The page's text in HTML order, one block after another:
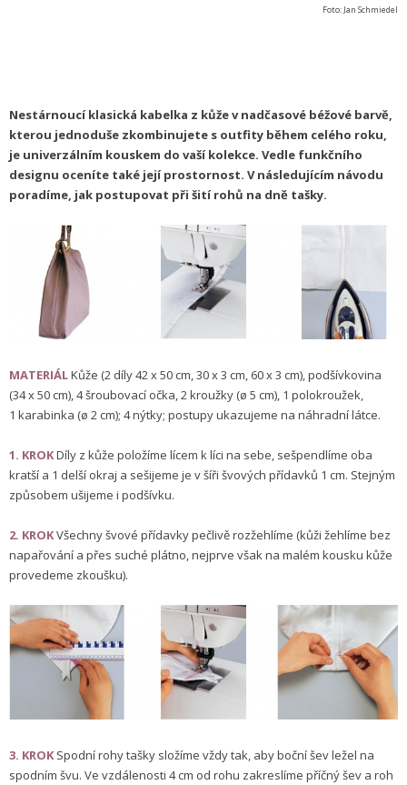
Foto: Jan Schmiedel
Nestárnoucí klasická kabelka z kůže v nadčasové béžové barvě,
kterou jednoduše zkombinujete s outfity během celého roku,
je univerzálním kouskem do vaší kolekce. Vedle funkčního
designu oceníte také její prostornost. V následujícím návodu
poradíme, jak postupovat při šití rohů na dně tašky.
MATERIÁLKůže (2 díly 42 x 50 cm, 30 x 3 cm, 60 x 3 cm), podšívkovina
(34 x 50 cm), 4 šroubovací očka, 2 kroužky (ø 5 cm), 1 polokroužek,
1 karabinka (ø 2 cm); 4 nýtky; postupy ukazujeme na náhradní látce.
1. KROKDíly z kůže položíme lícem k líci na sebe, sešpendlíme oba
kratší a 1 delší okraj a sešijeme je v šíři švových přídavků 1 cm. Stejným
způsobem ušijeme i podšívku.
2. KROKVšechny švové přídavky pečlivě rozžehlíme (kůži žehlíme bez
napařování a přes suché plátno, nejprve však na malém kousku kůže
provedeme zkoušku).
3. KROKSpodní rohy tašky složíme vždy tak, aby boční šev ležel na
spodním švu. Ve vzdálenosti 4 cm od rohu zakreslíme příčný šev a roh